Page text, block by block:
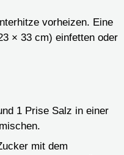
vorheizen. Eine
× 33 cm) einfetten oder
1 Prise Salz in einer
mit dem